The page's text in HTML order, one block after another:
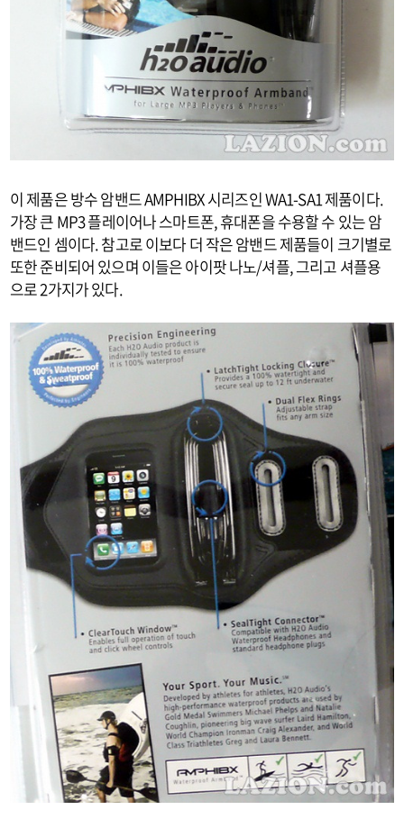
이 제품은 방수 암밴드 AMPHIBX 시리즈인 WA1-SA1 제품이다.
가장 큰 MP3 플레이어나 스마트폰, 휴대폰을 수용할 수 있는 암
밴드인 셈이다. 참고로 이보다 더 작은 암밴드 제품들이 크기별로
또한 준비되어 있으며 이들은 아이팟 나노/셔플, 그리고 셔플용
으로 2가지가 있다.